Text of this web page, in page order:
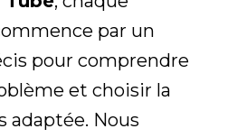
par un
pour comprendre
et choisir la
adaptée. Nous